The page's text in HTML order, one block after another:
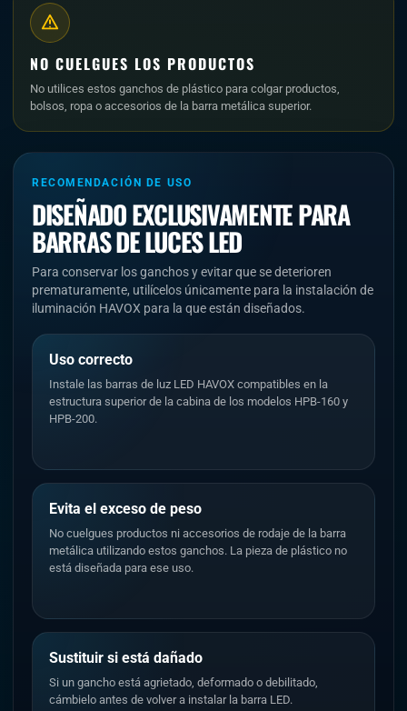
NO CUELGUES LOS PRODUCTOS
No utilices estos ganchos de plástico para colgar productos,
bolsos, ropa o accesorios de la barra metálica superior.
RECOMENDACIÓN DE USO
DISEÑADO EXCLUSIVAMENTE PARA
BARRAS DE LUCES LED
Para conservar los ganchos y evitar que se deterioren
prematuramente, utilícelos únicamente para la instalación de
iluminación HAVOX para la que están diseñados.
Uso correcto
Instale las barras de luz LED HAVOX compatibles en la
estructura superior de la cabina de los modelos HPB-160 y
HPB-200.
Evita el exceso de peso
No cuelgues productos ni accesorios de rodaje de la barra
metálica utilizando estos ganchos. La pieza de plástico no
está diseñada para ese uso.
Sustituir si está dañado
Si un gancho está agrietado, deformado o debilitado,
cámbielo antes de volver a instalar la barra LED.